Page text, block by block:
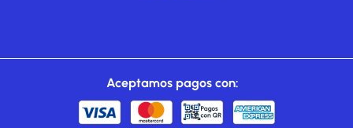
Aceptamos pagos con: